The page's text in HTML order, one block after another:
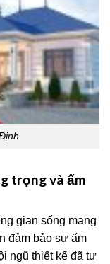
trọng và ấm
gian sống mang
đảm bảo sự ấm
ngũ thiết kế đã tư